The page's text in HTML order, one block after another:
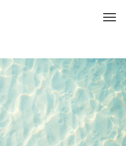
コンテンツ